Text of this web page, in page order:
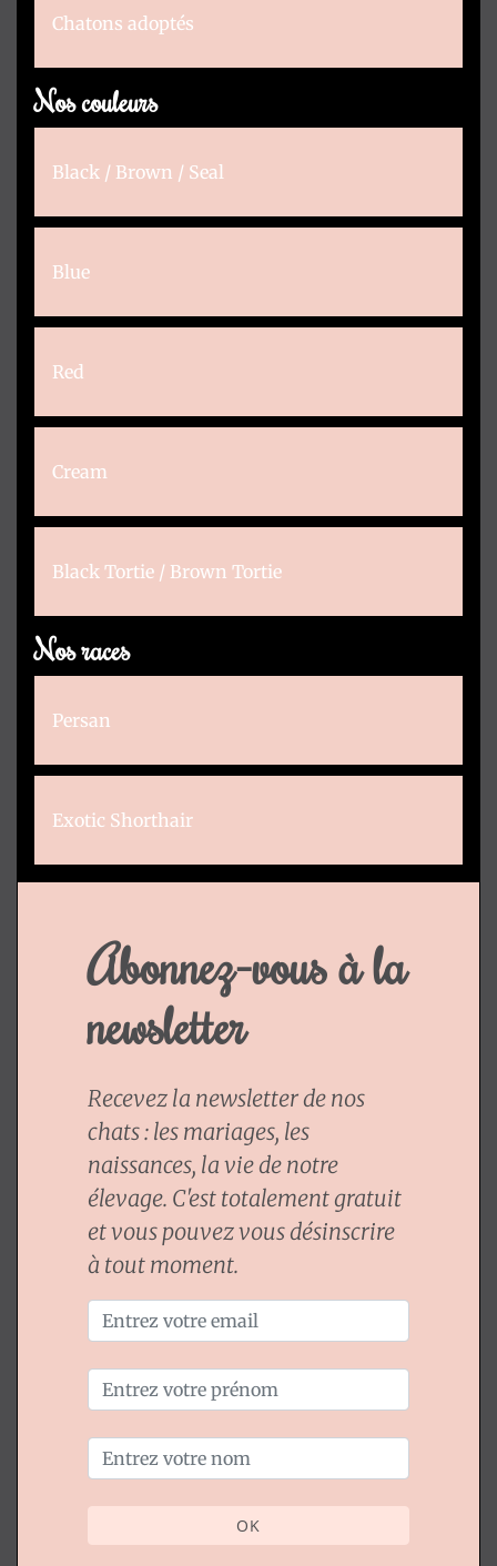
Chatons adoptés
Nos couleurs
Black / Brown / Seal
Blue
Red
Cream
Black Tortie / Brown Tortie
Nos races
Persan
Exotic Shorthair
Abonnez-vous à la
newsletter
Recevez la newsletter de nos
chats : les mariages, les
naissances, la vie de notre
élevage. C'est totalement gratuit
et vous pouvez vous désinscrire
à tout moment.
OK